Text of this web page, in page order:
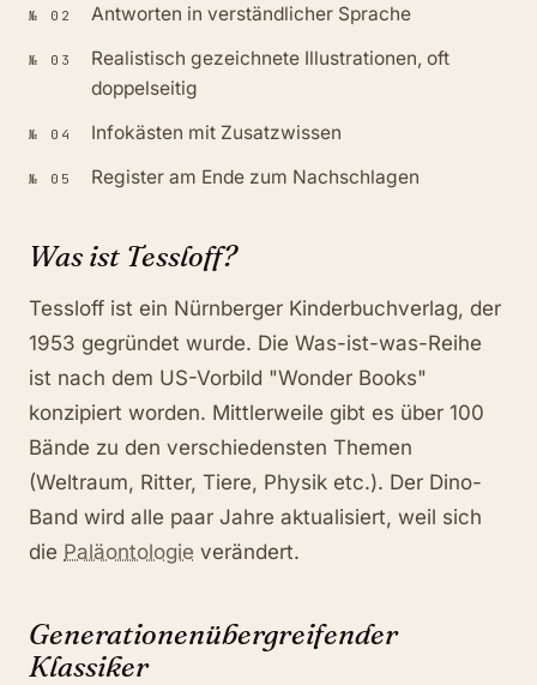
№ 02 Antworten in verständlicher Sprache
№ 03
Realistisch gezeichnete Illustrationen, oft
doppelseitig
№ 04 Infokästen mit Zusatzwissen
№ 05 Register am Ende zum Nachschlagen
Was ist Tessloff?
Tessloff ist ein Nürnberger Kinderbuchverlag, der
1953 gegründet wurde. Die Was-ist-was-Reihe
ist nach dem US-Vorbild "Wonder Books"
konzipiert worden. Mittlerweile gibt es über 100
Bände zu den verschiedensten Themen
(Weltraum, Ritter, Tiere, Physik etc.). Der Dino-
Band wird alle paar Jahre aktualisiert, weil sich
die Paläontologie verändert.
Generationenübergreifender
Klassiker